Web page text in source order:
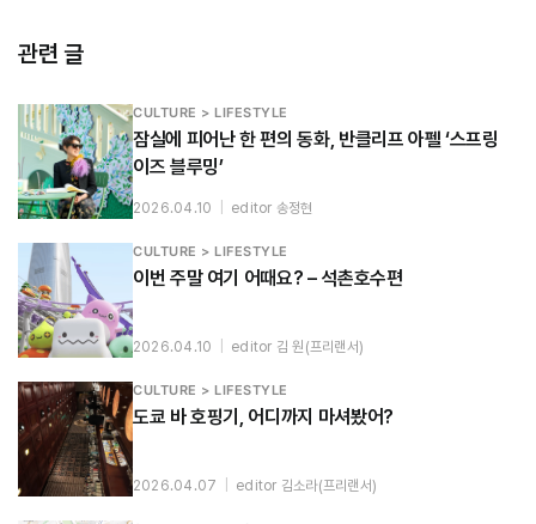
관련 글
CULTURE > LIFESTYLE
잠실에 피어난 한 편의 동화, 반클리프 아펠 ‘스프링
이즈 블루밍’
2026.04.10 editor 송정현
CULTURE > LIFESTYLE
이번 주말 여기 어때요? – 석촌호수편
2026.04.10 editor 김 원(프리랜서)
CULTURE > LIFESTYLE
도쿄 바 호핑기, 어디까지 마셔봤어?
2026.04.07 editor 김소라(프리랜서)